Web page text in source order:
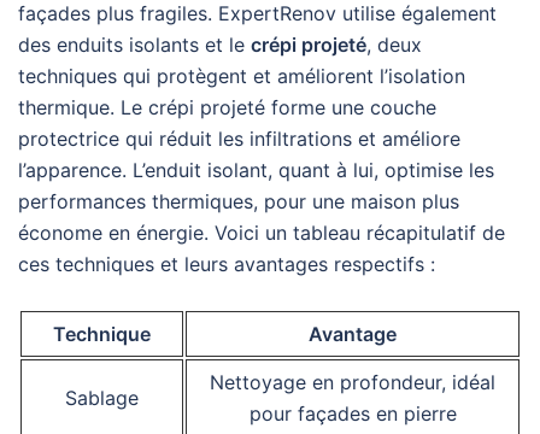
façades plus fragiles. ExpertRenov utilise également
des enduits isolants et le crépi projeté, deux
techniques qui protègent et améliorent l’isolation
thermique. Le crépi projeté forme une couche
protectrice qui réduit les infiltrations et améliore
l’apparence. L’enduit isolant, quant à lui, optimise les
performances thermiques, pour une maison plus
économe en énergie. Voici un tableau récapitulatif de
ces techniques et leurs avantages respectifs :
Technique Avantage
Sablage
Nettoyage en profondeur, idéal
pour façades en pierre